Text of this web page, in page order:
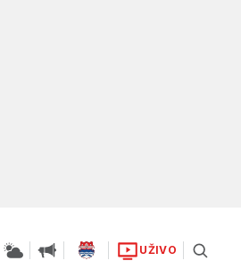
UŽIVO